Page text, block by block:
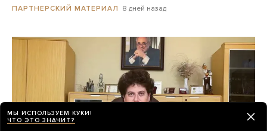
ПАРТНЕРСКИЙ МАТЕРИАЛ 8 дней назад
МЫ ИСПОЛЬЗУЕМ КУКИ!
ЧТО ЭТО ЗНАЧИТ?